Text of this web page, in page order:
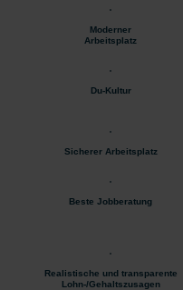
Moderner
Arbeitsplatz
Du-Kultur
Sicherer Arbeitsplatz
Beste Jobberatung
Realistische und transparente
Lohn-/Gehaltszusagen